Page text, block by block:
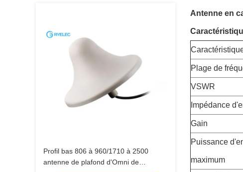
Profil bas 806 à 960/1710 à 2500
antenne de plafond d'Omni de
Antenne en
Plage de
VSWR
Impédance
Gain
Puissance
maximum